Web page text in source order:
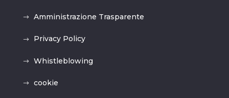
Amministrazione Trasparente
Privacy Policy
Whistleblowing
cookie